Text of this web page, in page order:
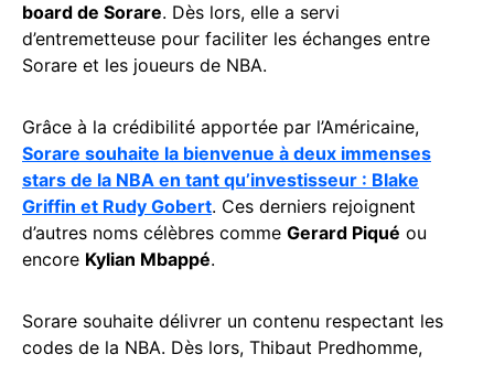
board de Sorare. Dès lors, elle a servi
d’entremetteuse pour faciliter les échanges entre
Sorare et les joueurs de NBA.
Grâce à la crédibilité apportée par l’Américaine,
Sorare souhaite la bienvenue à deux immenses
stars de la NBA en tant qu’investisseur : Blake
Griffin et Rudy Gobert. Ces derniers rejoignent
d’autres noms célèbres comme Gerard Piqué ou
encore Kylian Mbappé.
Sorare souhaite délivrer un contenu respectant les
codes de la NBA. Dès lors, Thibaut Predhomme,